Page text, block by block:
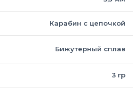
Карабин с цепочкой
Бижутерный сплав
3 гр